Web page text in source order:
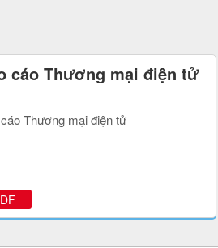
cáo Thương mại điện tử
Thương mại điện tử